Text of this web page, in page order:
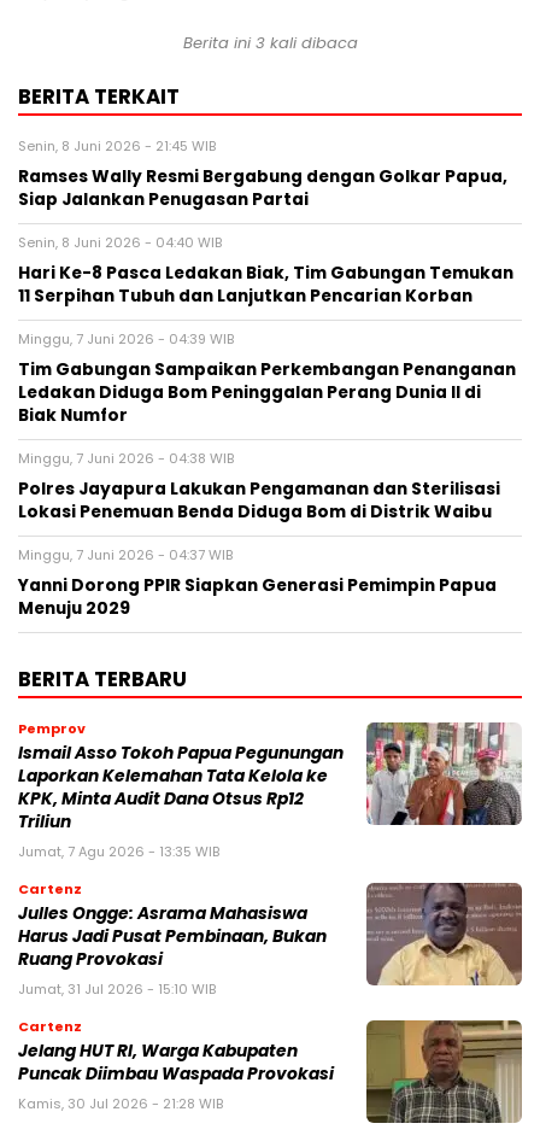
Berita ini 3 kali dibaca
BERITA TERKAIT
Senin, 8 Juni 2026 - 21:45 WIB
Ramses Wally Resmi Bergabung dengan Golkar Papua,
Siap Jalankan Penugasan Partai
Senin, 8 Juni 2026 - 04:40 WIB
Hari Ke-8 Pasca Ledakan Biak, Tim Gabungan Temukan
11 Serpihan Tubuh dan Lanjutkan Pencarian Korban
Minggu, 7 Juni 2026 - 04:39 WIB
Tim Gabungan Sampaikan Perkembangan Penanganan
Ledakan Diduga Bom Peninggalan Perang Dunia II di
Biak Numfor
Minggu, 7 Juni 2026 - 04:38 WIB
Polres Jayapura Lakukan Pengamanan dan Sterilisasi
Lokasi Penemuan Benda Diduga Bom di Distrik Waibu
Minggu, 7 Juni 2026 - 04:37 WIB
Yanni Dorong PPIR Siapkan Generasi Pemimpin Papua
Menuju 2029
BERITA TERBARU
Pemprov
Ismail Asso Tokoh Papua Pegunungan
Laporkan Kelemahan Tata Kelola ke
KPK, Minta Audit Dana Otsus Rp12
Triliun
Jumat, 7 Agu 2026 - 13:35 WIB
Cartenz
Julles Ongge: Asrama Mahasiswa
Harus Jadi Pusat Pembinaan, Bukan
Ruang Provokasi
Jumat, 31 Jul 2026 - 15:10 WIB
Cartenz
Jelang HUT RI, Warga Kabupaten
Puncak Diimbau Waspada Provokasi
Kamis, 30 Jul 2026 - 21:28 WIB